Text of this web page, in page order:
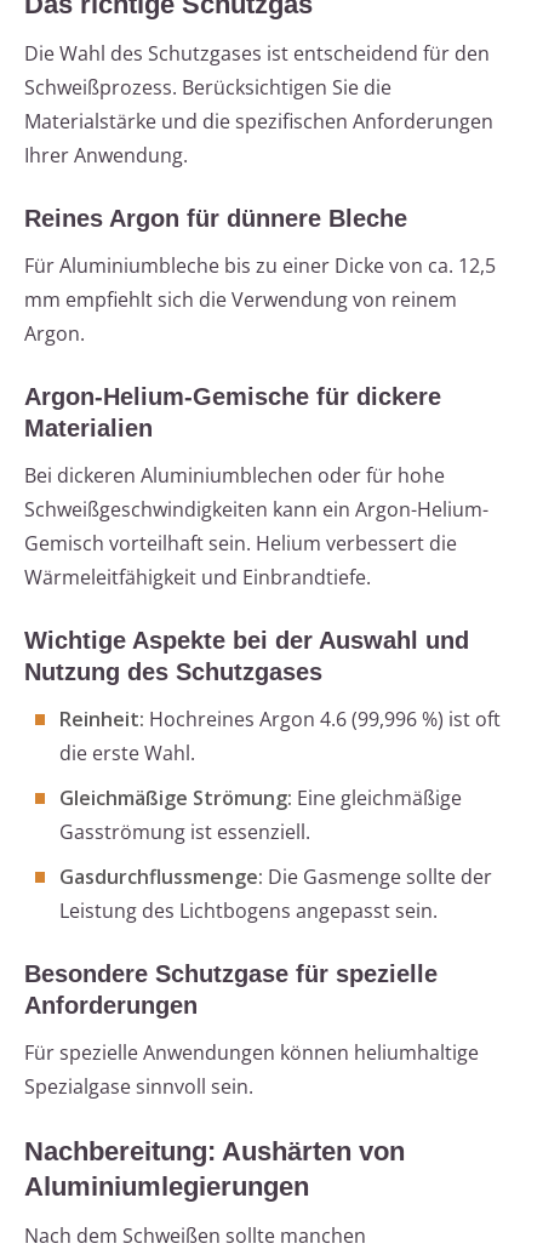
Die Wahl des Schutzgases ist entscheidend für den
Schweißprozess. Berücksichtigen Sie die
Materialstärke und die spezifischen Anforderungen
Ihrer Anwendung.
Reines Argon für dünnere Bleche
Für Aluminiumbleche bis zu einer Dicke von ca. 12,5
mm empfiehlt sich die Verwendung von reinem
Argon.
Argon-Helium-Gemische für dickere
Materialien
Bei dickeren Aluminiumblechen oder für hohe
Schweißgeschwindigkeiten kann ein Argon-Helium-
Gemisch vorteilhaft sein. Helium verbessert die
Wärmeleitfähigkeit und Einbrandtiefe.
Wichtige Aspekte bei der Auswahl und
Nutzung des Schutzgases
Reinheit: Hochreines Argon 4.6 (99,996 %) ist oft
die erste Wahl.
Gleichmäßige Strömung: Eine gleichmäßige
Gasströmung ist essenziell.
Gasdurchflussmenge: Die Gasmenge sollte der
Leistung des Lichtbogens angepasst sein.
Besondere Schutzgase für spezielle
Anforderungen
Für spezielle Anwendungen können heliumhaltige
Spezialgase sinnvoll sein.
Nachbereitung: Aushärten von
Aluminiumlegierungen
Nach dem Schweißen sollte manchen